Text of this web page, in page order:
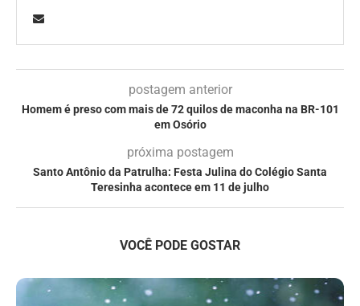
postagem anterior
Homem é preso com mais de 72 quilos de maconha na BR-101
em Osório
próxima postagem
Santo Antônio da Patrulha: Festa Julina do Colégio Santa
Teresinha acontece em 11 de julho
VOCÊ PODE GOSTAR